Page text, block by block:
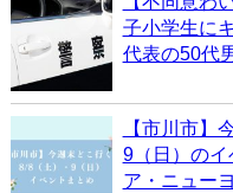
子小学生に
代表の50代
【市川市】
9（日）のイ
ア・ニュー